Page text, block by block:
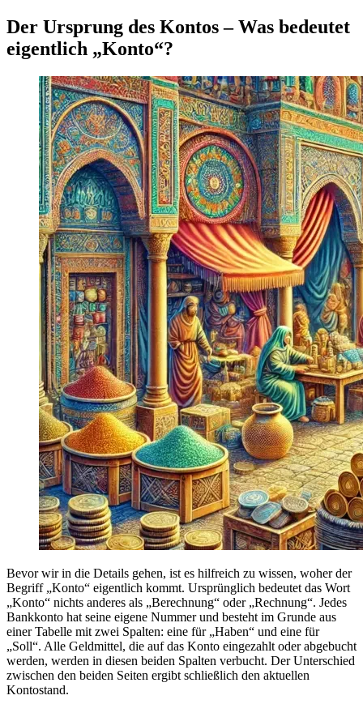
Der Ursprung des Kontos – Was bedeutet
eigentlich „Konto“?
Bevor wir in die Details gehen, ist es hilfreich zu wissen, woher der
Begriff „Konto“ eigentlich kommt. Ursprünglich bedeutet das Wort
„Konto“ nichts anderes als „Berechnung“ oder „Rechnung“. Jedes
Bankkonto hat seine eigene Nummer und besteht im Grunde aus
einer Tabelle mit zwei Spalten: eine für „Haben“ und eine für
„Soll“. Alle Geldmittel, die auf das Konto eingezahlt oder abgebucht
werden, werden in diesen beiden Spalten verbucht. Der Unterschied
zwischen den beiden Seiten ergibt schließlich den aktuellen
Kontostand.